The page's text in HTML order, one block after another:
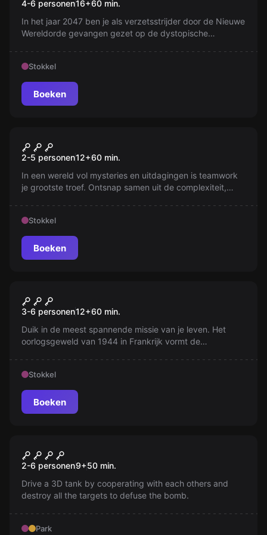
4-6 personen16+60 min.
In het jaar 2047 ben je als verzetsstrijder door de Nieuwe
Wereldorde gevangen gezet op de dystopische
zetten om te ontsnappen of voor altijd achter tralies
blijven.
Stokkel
Boeken
Nieuw
Gevangenisuitbraak
2-5 personen12+60 min.
In een wereld vol mysteries en uitdagingen is teamwork
je grootste troef. Ontsnap samen uit de complexiteit,
glorieuze ontsnapping. Kun jij het raadsel oplossen?
Stokkel
Boeken
Nieuw
Ryan redden
3-6 personen12+60 min.
Duik in de meest spannende missie van je leven. Het
oorlogsgeweld van 1944 in Frankrijk vormt de
proef gesteld. Kunnen jullie de missie tot een succesvol
einde brengen?
Stokkel
Boeken
Nieuw
THE BOMB
2-6 personen9+50 min.
Drive a 3D tank by cooperating with each others and
destroy all the targets to defuse the bomb.
Park